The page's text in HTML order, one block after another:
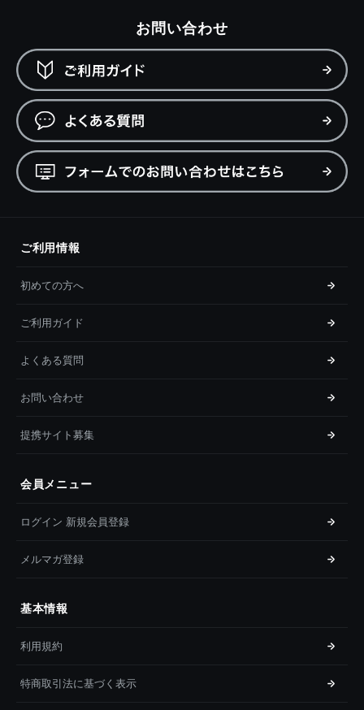
お問い合わせ
ご利用情報
初めての方へ
ご利用ガイド
よくある質問
お問い合わせ
提携サイト募集
会員メニュー
ログイン 新規会員登録
メルマガ登録
基本情報
利用規約
特商取引法に基づく表示